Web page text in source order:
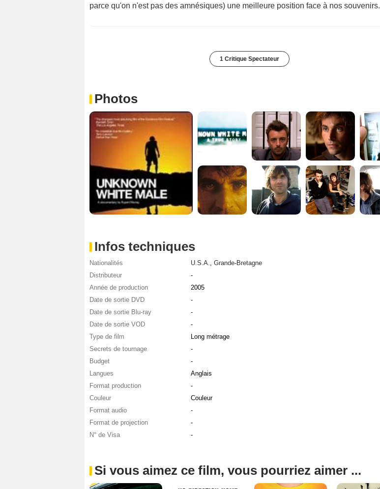
parce qu'on n'est pas des amnésiques) une meilleure position face à nos souvenirs.
1 Critique Spectateur
Photos
Infos techniques
Nationalités U.S.A., Grande-Bretagne
Distributeur
-
Année de production
2005
Date de sortie DVD
-
Date de sortie Blu-ray
-
Date de sortie VOD
-
Type de film
Long métrage
Secrets de tournage
-
Budget
-
Langues
Anglais
Format production
-
Couleur
Couleur
Format audio
-
Format de projection
-
N° de Visa
-
Si vous aimez ce film, vous pourriez aimer ...